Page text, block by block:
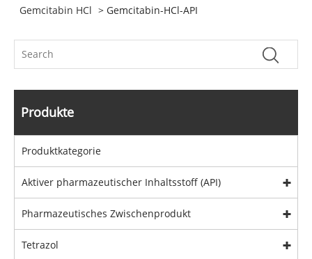
Gemcitabin HCl > Gemcitabin-HCl-API
Produkte
Produktkategorie
Aktiver pharmazeutischer Inhaltsstoff (API)
Pharmazeutisches Zwischenprodukt
Tetrazol